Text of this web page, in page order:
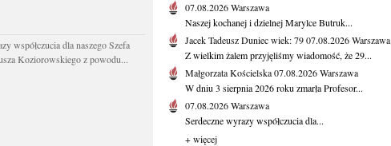
współczucia dla naszego Szefa
Koziorowskiego z powodu...
07.08.2026Warszawa
Naszej kochanej i dzielnej Marylce Butruk...
Jacek Tadeusz Duniecwiek: 7907.08.2026Warszawa
Z wielkim żalem przyjęliśmy wiadomość, że 29...
Małgorzata Kościelska07.08.2026Warszawa
W dniu 3 sierpnia 2026 roku zmarła Profesor...
07.08.2026Warszawa
Serdeczne wyrazy współczucia dla...
+ więcej